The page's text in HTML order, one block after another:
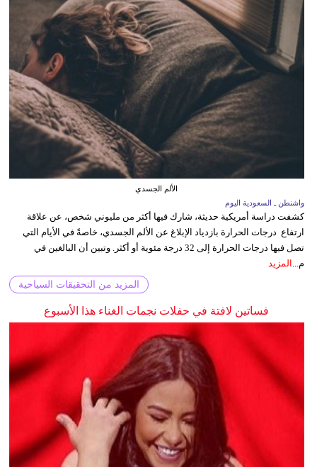
الألم الجسدي
واشنطن ـ السعودية اليوم
كشفت دراسة أمريكية حديثة، شارك فيها أكثر من مليوني شخص، عن علاقة
ارتفاع درجات الحرارة بازدياد الإبلاغ عن الألم الجسدي، خاصةً في الأيام التي
تصل فيها درجات الحرارة إلى 32 درجة مئوية أو أكثر. وتبين أن البالغين في
م... المزيد
المزيد من التحقيقات السياحية
فساتين لافتة في حفلات نجمات الغناء هذا الأسبوع